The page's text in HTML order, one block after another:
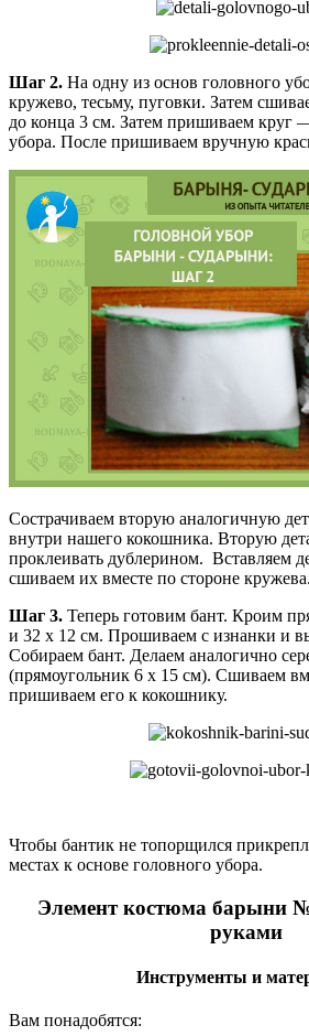
Шаг 2. На одну из основ головного
кружево, тесьму, пуговки. Затем
до конца 3 см. Затем пришиваем круг
убора. После пришиваем вручную
Сострачиваем вторую аналогичную
внутри нашего кокошника. Вторую
проклеивать дублерином. Вставляем
сшиваем их вместе по стороне кружева.
Шаг 3. Теперь готовим бант. Кроим
и 32 х 12 см. Прошиваем с изнанки и
Собираем бант. Делаем аналогично
(прямоугольник 6 х 15 см). Сшиваем
пришиваем его к кокошнику.
Чтобы бантик не топорщился
местах к основе головного убора.
Элемент костюма барыни
руками
Инструменты и
Вам понадобятся: